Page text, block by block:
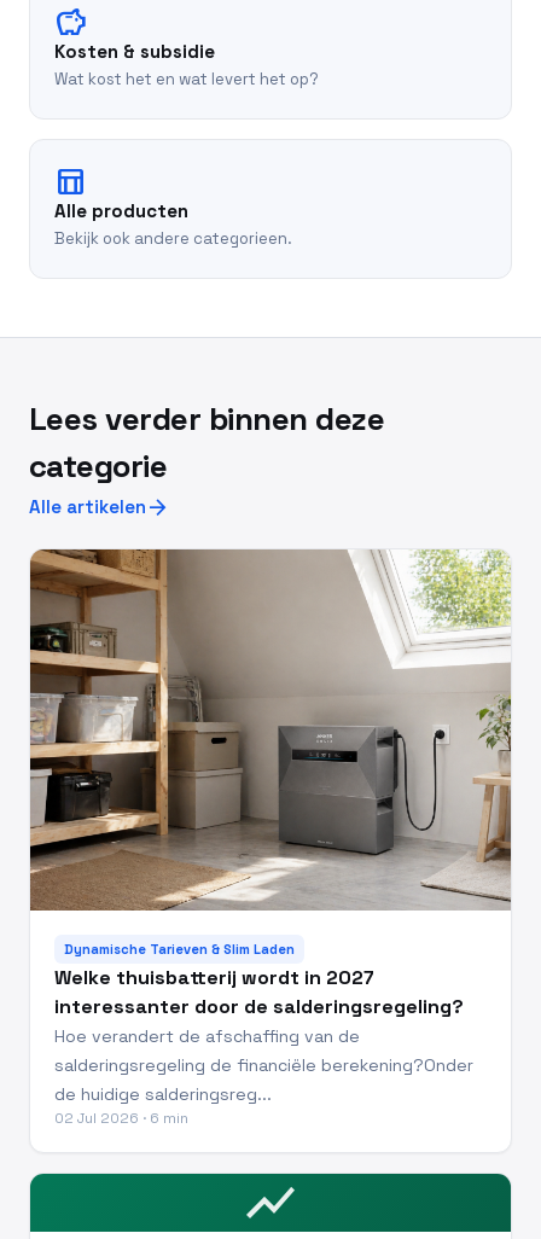
savings
Kosten & subsidie
Wat kost het en wat levert het op?
table_chart
Alle producten
Bekijk ook andere categorieen.
Lees verder binnen deze
categorie
Alle artikelen arrow_forward
Dynamische Tarieven & Slim Laden
Welke thuisbatterij wordt in 2027
interessanter door de salderingsregeling?
Hoe verandert de afschaffing van de
salderingsregeling de financiële berekening?Onder
de huidige salderingsreg...
02 Jul 2026 · 6 min
show_chart